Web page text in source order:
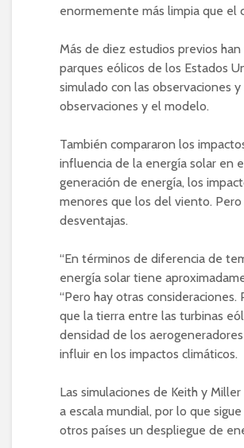
enormemente más limpia que el
Más de diez estudios previos
parques eólicos de los Estados
simulado con las observaciones
observaciones y el modelo.
También compararon los
influencia de la energía solar en
generación de energía, los
menores que los del viento.
desventajas.
“En términos de diferencia de
energía solar tiene
“Pero hay otras
que la tierra entre las turbinas
densidad de los
influir en los impactos climáticos.
Las simulaciones de Keith y
a escala mundial, por lo que
otros países un despliegue de